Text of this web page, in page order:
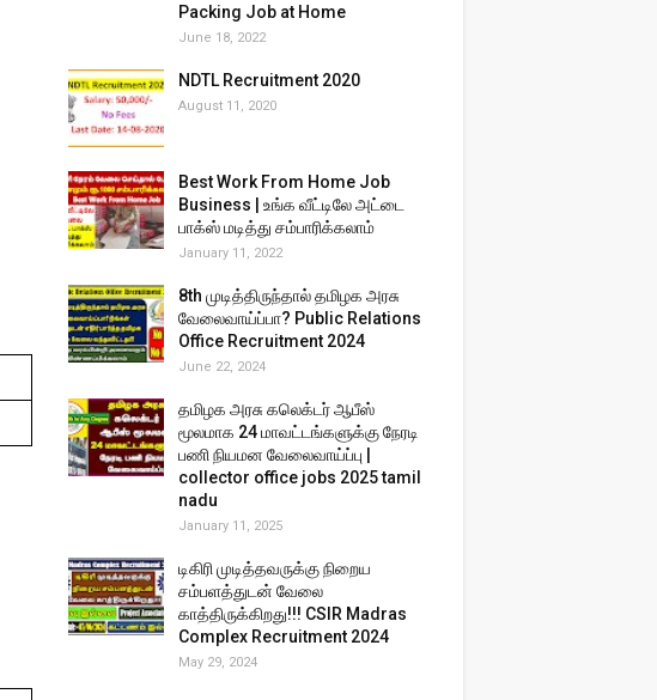
Packing Job at Home
June 18, 2022
NDTL Recruitment 2020
August 11, 2020
Best Work From Home Job
Business | உங்க வீட்டிலே அட்டை
பாக்ஸ் மடித்து சம்பாரிக்கலாம்
January 11, 2022
8th முடித்திருந்தால் தமிழக அரசு
வேலைவாய்ப்பா? Public Relations
Office Recruitment 2024
June 22, 2024
தமிழக அரசு கலெக்டர் ஆபீஸ்
மூலமாக 24 மாவட்டங்களுக்கு நேரடி
பணி நியமன வேலைவாய்ப்பு |
collector office jobs 2025 tamil
nadu
January 11, 2025
டிகிரி முடித்தவருக்கு நிறைய
சம்பளத்துடன் வேலை
காத்திருக்கிறது!!! CSIR Madras
Complex Recruitment 2024
May 29, 2024